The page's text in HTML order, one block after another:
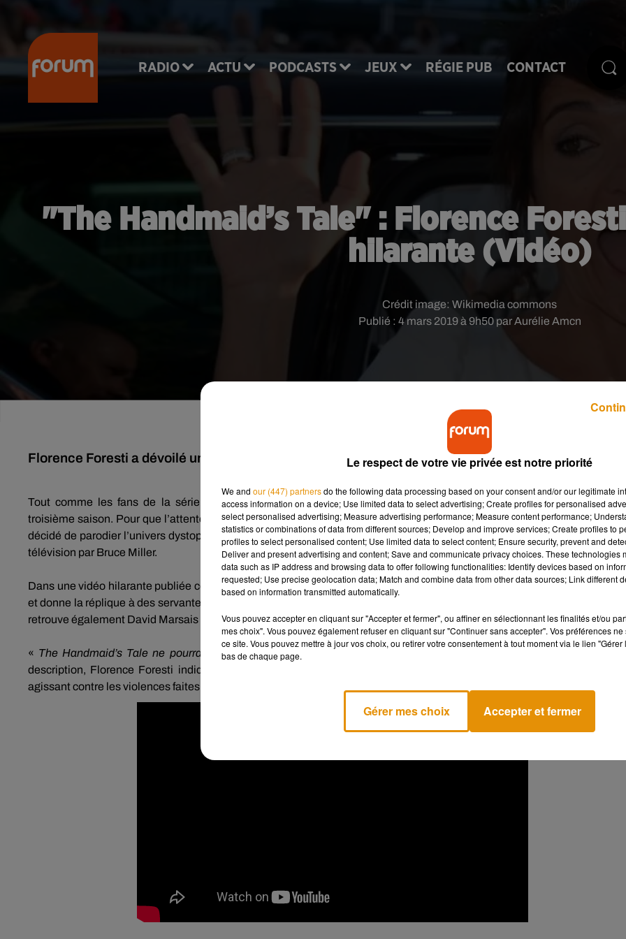
RADIO ACTU PODCASTS JEUX RÉGIE PUB CONTACT
"The Handmaid’s Tale" : Florence
hilarante (Vidéo)
Publié : 4 mars 2019 à 9h50 par Aurélie Amcn
Crédit image: Wikimedia commons
Florence Foresti a dévoilé une parodie de È'The Handmaid's Tale'' pour la bonne cause.
Tout comme les fans de la série TheHandsmaid’s Tale, Florence Foresti est visiblement impatiente de
troisième saison. Pour que l’attente paraisse moins longue et surtout pour faire rire les internautes, l’humoriste de 45
décidé de parodier l’univers dystopique entre totalitarisme et sexisme imaginé par Magaret Atwood en 1985 et adapté
télévision par Bruce Miller.
Dans une vidéo hilarante publiée ce dimanche sur sa chaîne Youtube, Florence Foresti se glisse donc dans la peau de
et donne la réplique à des servantes écarlate incarnées par les actrices Géraldine Nakache et Leila Bekhti.
retrouve également David Marsais et GrégoireLudig(lePalmashow).
« The Handmaid’s Tale ne pourra jamais se produire en France
description, Florence Foresti indique que «
agissant contre les violences faites aux femmes et aux enfants.
Le respect de votre vie privée est notre priorité
We and our (447) partnersdo the following data processing based on your consent and/or our legitimate
access information on a device; Use limited data to select advertising; Create profiles for personalised
select personalised advertising; Measure advertising performance; Measure content performance;
statistics or combinations of data from different sources; Develop and improve services; Create profiles to
profiles to select personalised content; Use limited data to select content; Ensure security, prevent and
Deliver and present advertising and content; Save and communicate privacy choices. These technologies
data such as IP address and browsing data to offer following functionalities: Identify devices based on
requested; Use precise geolocation data; Match and combine data from other data sources; Link different
based on information transmitted automatically.
Vous pouvez accepter en cliquant sur "Accepter et fermer", ou affiner en sélectionnant les finalités et/ou
mes choix". Vous pouvez également refuser en cliquant sur "Continuer sans accepter". Vos préférences
ce site. Vous pouvez mettre à jour vos choix, ou retirer votre consentement à tout moment via le lien
bas de chaque page.
Gérer mes choix Accepter et fermer